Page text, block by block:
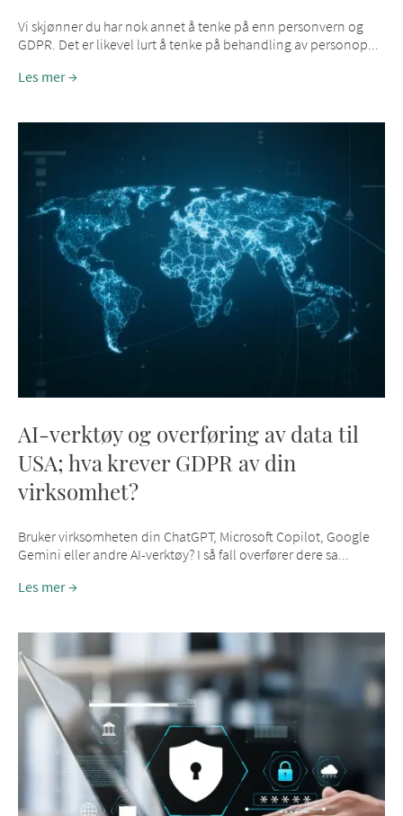
Vi skjønner du har nok annet å tenke på enn personvern og
GDPR. Det er likevel lurt å tenke på behandling av personop...
Les mer
AI-verktøy og overføring av data til
USA; hva krever GDPR av din
virksomhet?
Bruker virksomheten din ChatGPT, Microsoft Copilot, Google
Gemini eller andre AI-verktøy? I så fall overfører dere sa...
Les mer